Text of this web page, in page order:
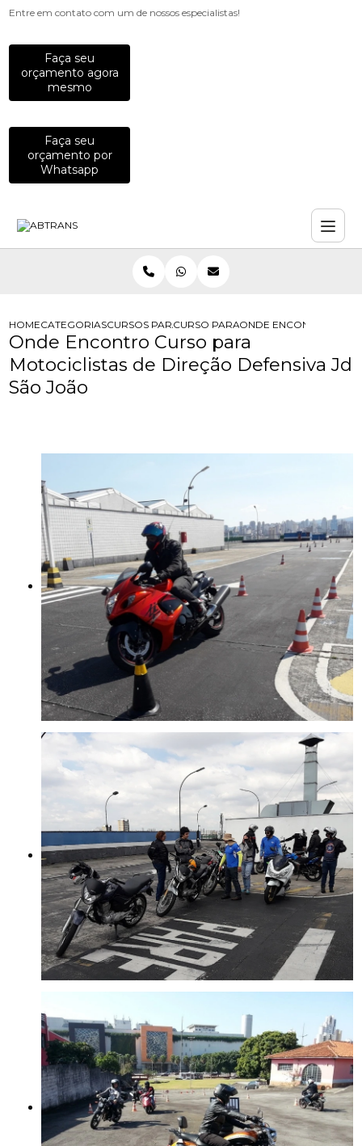
Entre em contato com um de nossos especialistas!
Faça seu
orçamento agora
mesmo
Faça seu
orçamento por
Whatsapp
HOMECATEGORIASCURSOS PARA MOTOCICLISTAS
CURSO PARA MOTOCICLISTAS
ONDE ENCONTRO
Onde Encontro Curso para
Motociclistas de Direção Defensiva Jd
São João